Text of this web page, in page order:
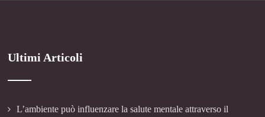
Ultimi Articoli
L’ambiente può influenzare la salute mentale attraverso il